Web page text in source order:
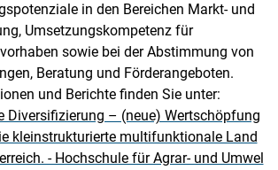
in den Bereichen Markt- und
Umsetzungskompetenz für
sowie bei der Abstimmung von
Beratung und Förderangeboten.
und Berichte finden Sie unter:
Diversifizierung – (neue) Wertschöpfung
kleinstrukturierte multifunktionale Land
- Hochschule für Agrar- und Umwel